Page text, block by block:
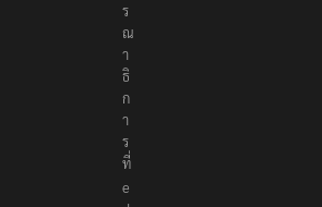
ร
ณ
า
ธิ
ก
า
ร
ที่
e